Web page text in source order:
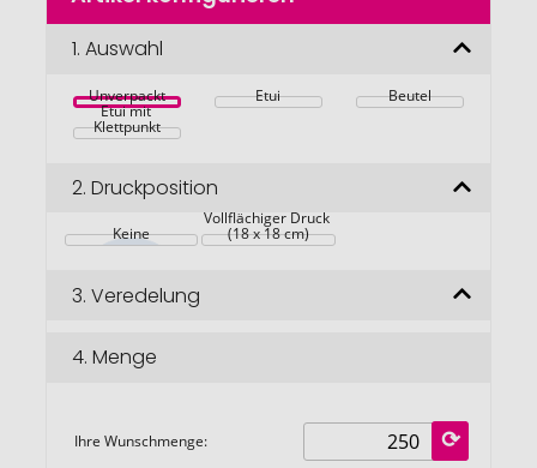
Bildgalerie
1. Auswahl
Unverpackt Etui Beutel
Etui mit
Klettpunkt
2. Druckposition
Keine
Vollflächiger Druck
(18 x 18 cm)
3. Veredelung
4. Menge
Ihre Wunschmenge: